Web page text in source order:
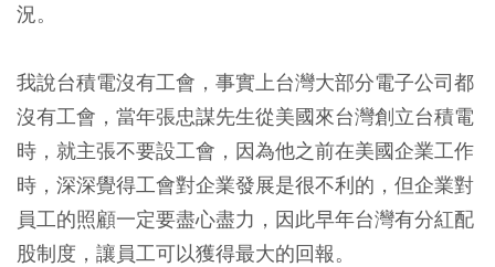
況。
我說台積電沒有工會，事實上台灣大部分電子公司都
沒有工會，當年張忠謀先生從美國來台灣創立台積電
時，就主張不要設工會，因為他之前在美國企業工作
時，深深覺得工會對企業發展是很不利的，但企業對
員工的照顧一定要盡心盡力，因此早年台灣有分紅配
股制度，讓員工可以獲得最大的回報。